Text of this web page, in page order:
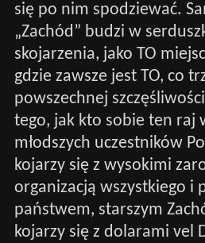
się po nim spodziewać.
„Zachód” budzi w
skojarzenia, jako TO
gdzie zawsze jest TO, co
powszechnej
tego, jak kto sobie ten raj
młodszych uczestników
kojarzy się z wysokimi
organizacją wszystkiego i
państwem, starszym
kojarzy się z dolarami vel